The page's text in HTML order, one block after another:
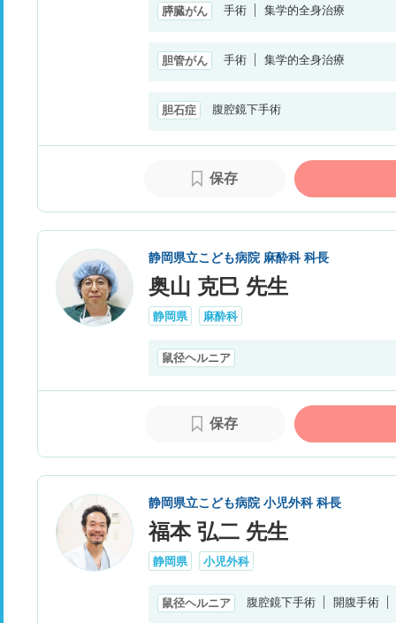
膵臓がん 手術 集学的全身治療
胆管がん 手術 集学的全身治療
胆石症 腹腔鏡下手術
保存
静岡県立こども病院 麻酔科 科長
奥山 克巳 先生
静岡県 麻酔科
鼠径ヘルニア
保存
静岡県立こども病院 小児外科 科長
福本 弘二 先生
静岡県 小児外科
鼠径ヘルニア 腹腔鏡下手術 開腹手術